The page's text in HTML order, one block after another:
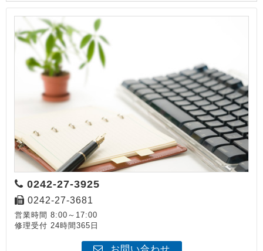
0242-27-3925
0242-27-3681
営業時間 8:00～17:00
修理受付 24時間365日
お問い合わせ